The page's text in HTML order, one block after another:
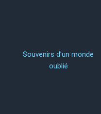
Souvenirs d'un monde
oublié